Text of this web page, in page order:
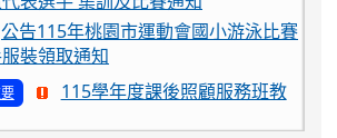
公告115年桃園市運動會國小游泳比賽
裝領取通知
115學年度課後照顧服務班教